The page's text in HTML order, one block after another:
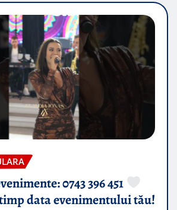
0743 396 451
data evenimentului tău!